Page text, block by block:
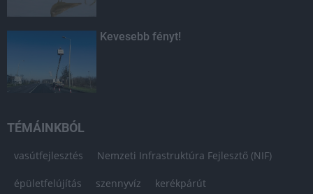
Kevesebb fényt!
TÉMÁINKBÓL
vasútfejlesztés Nemzeti Infrastruktúra Fejlesztő (NIF)
épületfelújítás szennyvíz kerékpárút